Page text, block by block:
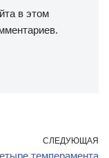
в этом
СЛЕДУЮЩАЯ
темперамента